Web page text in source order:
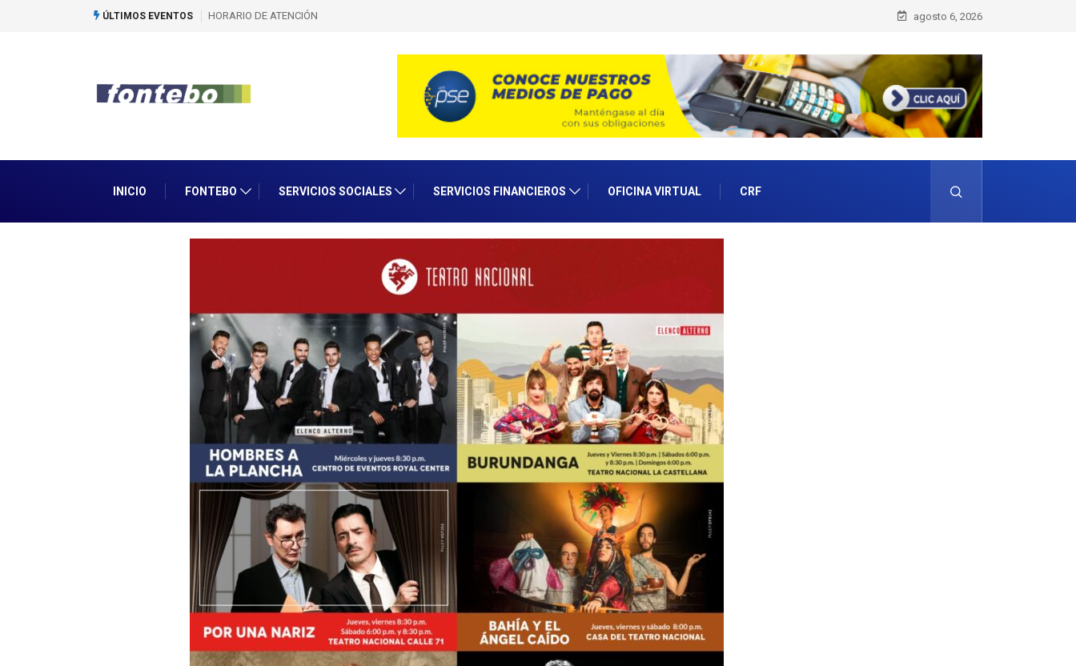
ÚLTIMOS EVENTOS HORARIO DE ATENCIÓN1er Encuentro de Bolos agosto 6, 2026
INICIO FONTEBO SERVICIOS SOCIALES SERVICIOS FINANCIEROS OFICINA VIRTUAL CRF